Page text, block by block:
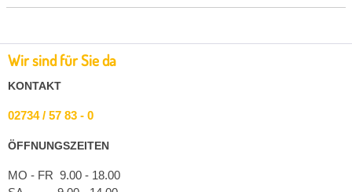
Wir sind für Sie da
KONTAKT
02734 / 57 83 - 0
ÖFFNUNGSZEITEN
MO - FR 9.00 - 18.00